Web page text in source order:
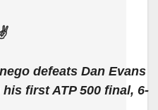
defeats Dan Evans
first ATP 500 final, 6-